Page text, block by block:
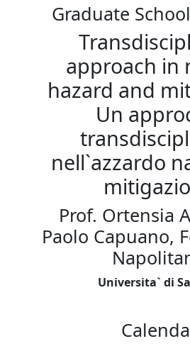
Graduate
approach in
hazard and
Un
nell`azzardo
Prof. Ortensia
Paolo Capuano,
Universita` di